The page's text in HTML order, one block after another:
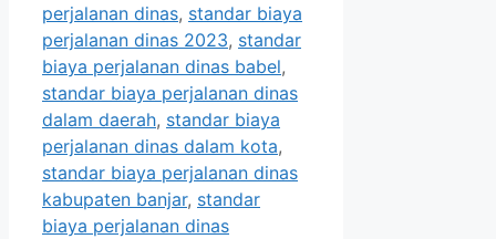
perjalanan dinas, standar biaya
perjalanan dinas 2023, standar
biaya perjalanan dinas babel,
standar biaya perjalanan dinas
dalam daerah, standar biaya
perjalanan dinas dalam kota,
standar biaya perjalanan dinas
kabupaten banjar, standar
biaya perjalanan dinas